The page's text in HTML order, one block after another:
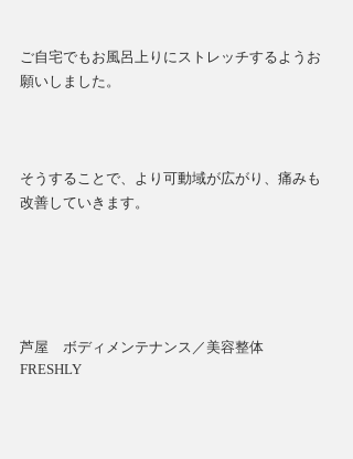
ご自宅でもお風呂上りにストレッチするようお
願いしました。
そうすることで、より可動域が広がり、痛みも
改善していきます。
芦屋　ボディメンテナンス／美容整体
FRESHLY